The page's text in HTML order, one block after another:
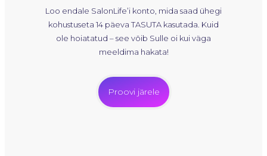
Loo endale SalonLife’i konto, mida saad ühegi
kohustuseta 14 päeva TASUTA kasutada. Kuid
ole hoiatatud – see võib Sulle oi kui väga
meeldima hakata!
Proovi järele